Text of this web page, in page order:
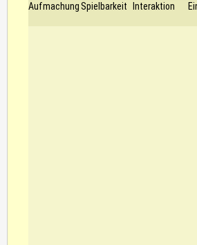
Aufmachung Spielbarkeit Interaktion